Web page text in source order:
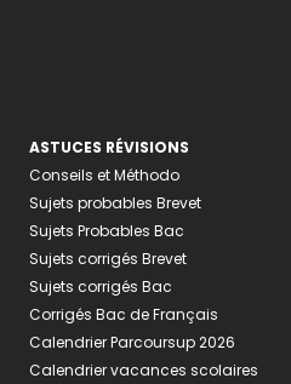
ASTUCES RÉVISIONS
Conseils et Méthodo
Sujets probables Brevet
Sujets Probables Bac
Sujets corrigés Brevet
Sujets corrigés Bac
Corrigés Bac de Français
Calendrier Parcoursup 2026
Calendrier vacances scolaires